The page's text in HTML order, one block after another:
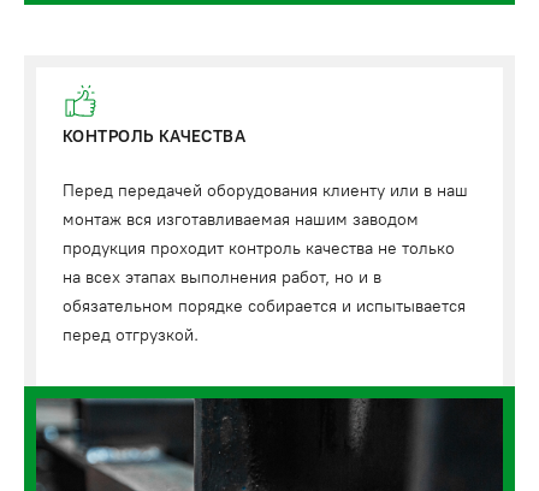
КОНТРОЛЬ КАЧЕСТВА
Перед передачей оборудования клиенту или в наш
монтаж вся изготавливаемая нашим заводом
продукция проходит контроль качества не только
на всех этапах выполнения работ, но и в
обязательном порядке собирается и испытывается
перед отгрузкой.